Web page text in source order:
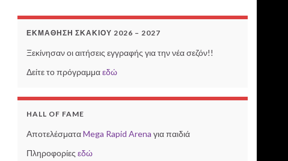
ΕΚΜΆΘΗΣΗ ΣΚΑΚΙΟΎ 2026 – 2027
Ξεκίνησαν οι αιτήσεις εγγραφής για την νέα σεζόν!!
Δείτε το πρόγραμμαεδώ
HALL OF FAME
ΑποτελέσματαMega Rapid Arena για παιδιά
Πληροφορίες εδώ